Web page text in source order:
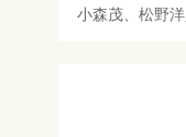
小森茂、 松野洋